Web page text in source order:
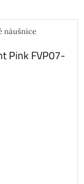
náušnice
Pink FVP07-